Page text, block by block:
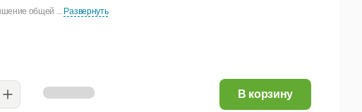
общей ... Развернуть
80,11 руб. В корзину